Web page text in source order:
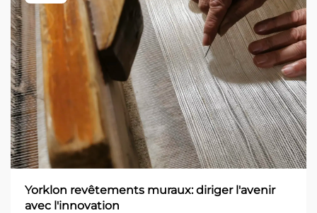
Yorklon revêtements muraux: diriger l'avenir
avec l'innovation